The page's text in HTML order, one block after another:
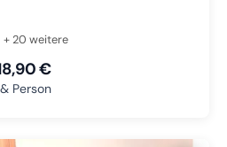
+ 20 weitere
€
Person